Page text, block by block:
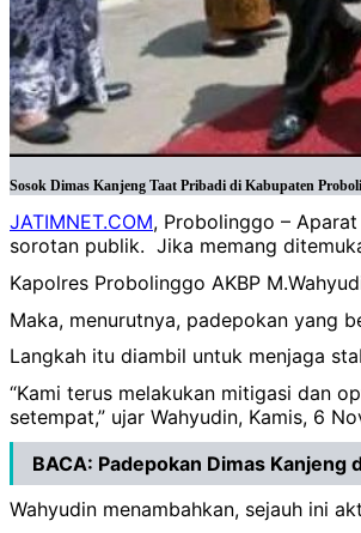
Sosok Dimas Kanjeng Taat Pribadi di Kabupaten
JATIMNET.COM, Probolinggo –
sorotan publik. Jika memang
Kapolres Probolinggo AKBP
Maka, menurutnya, padepokan yang
‎Langkah itu diambil untuk menjaga
“Kami terus melakukan mitigasi dan
setempat,” ujar Wahyudin, Kamis, 6
BACA: Padepokan Dimas Kanjeng
‎Wahyudin menambahkan, sejauh ini